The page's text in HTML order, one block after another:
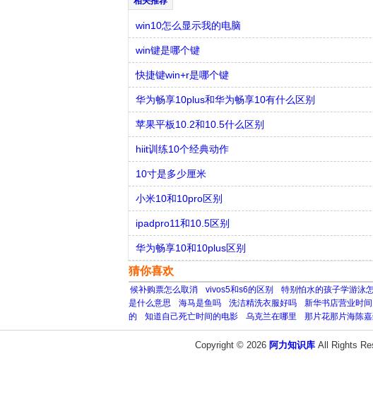
win10怎么显示我的电脑
win键是哪个键
快捷键win+r是哪个键
华为畅享10plus和华为畅享10有什么区别
苹果平板10.2和10.5什么区别
hiit训练10个经典动作
10寸是多少厘米
小米10和10pro区别
ipadpro11和10.5区别
华为畅享10和10plus区别
猜你喜欢
候补购票怎么取消 vivos5和s6的区别 特别怕水的孩子学游泳
是什么意思
海马是鱼吗 洗洁精洗衣服好吗 新华书店营业时
的
知道自己死亡时间的电影 乌克兰在哪里 那片花那片海陈
Copyright © 2026 阿力知识库All Rights